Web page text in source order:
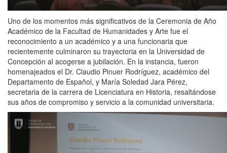
Uno de los momentos más significativos de la Ceremonia de Año
Académico de la Facultad de Humanidades y Arte fue el
reconocimiento a un académico y a una funcionaria que
recientemente culminaron su trayectoria en la Universidad de
Concepción al acogerse a jubilación. En la instancia, fueron
homenajeados el Dr. Claudio Pinuer Rodríguez, académico del
Departamento de Español, y María Soledad Jara Pérez,
secretaria de la carrera de Licenciatura en Historia, resaltándose
sus años de compromiso y servicio a la comunidad universitaria.